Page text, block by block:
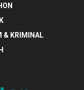
& KRIMINAL